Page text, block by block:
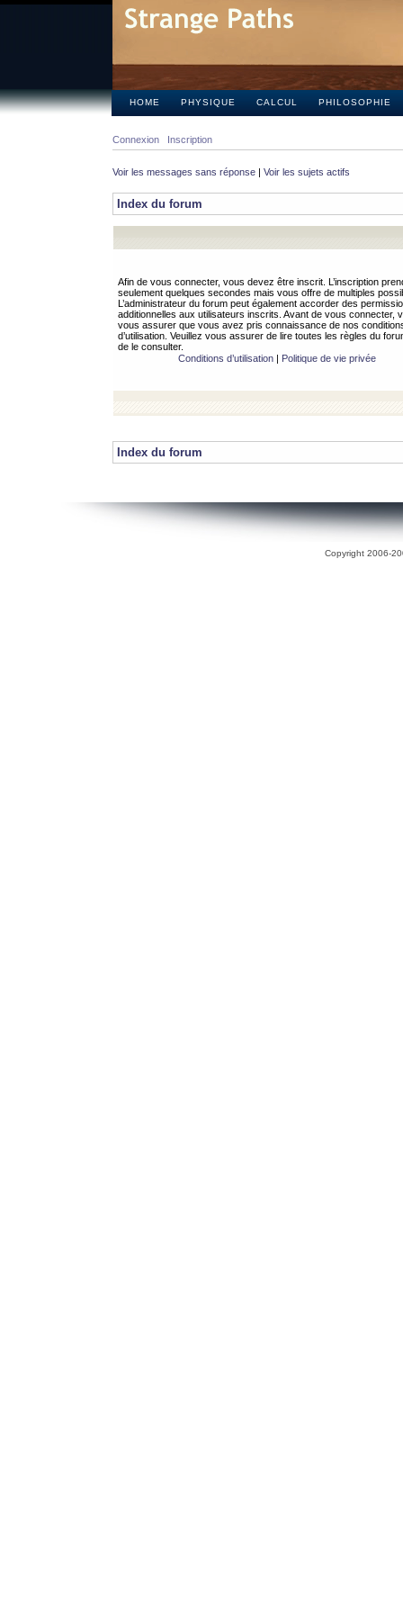
HOME PHYSIQUE CALCUL PHILOSOPHIE
Connexion Inscription
Voir les messages sans réponse | Voir les sujets actifs
Index du forum
Afin de vous connecter, vous devez être inscrit. L’inscription
seulement quelques secondes mais vous offre de multiples
L’administrateur du forum peut également accorder des
additionnelles aux utilisateurs inscrits. Avant de vous connecter,
vous assurer que vous avez pris connaissance de nos
d’utilisation. Veuillez vous assurer de lire toutes les règles du
de le consulter.
Conditions d’utilisation| Politique de vie privée
Index du forum
Copyright 2006-